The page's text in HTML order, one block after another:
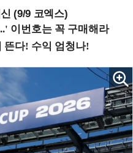
(9/9 코엑스)